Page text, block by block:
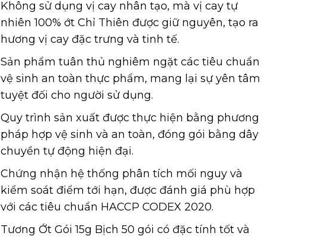
Không sử dụng vị cay nhân tạo, mà vị cay tự
nhiên 100% ớt Chỉ Thiên được giữ nguyên, tạo ra
hương vị cay đặc trưng và tinh tế.
Sản phẩm tuân thủ nghiêm ngặt các tiêu chuẩn
vệ sinh an toàn thực phẩm, mang lại sự yên tâm
tuyệt đối cho người sử dụng.
Quy trình sản xuất được thực hiện bằng phương
pháp hợp vệ sinh và an toàn, đóng gói bằng dây
chuyền tự động hiện đại.
Chứng nhận hệ thống phân tích mối nguy và
kiểm soát điểm tới hạn, được đánh giá phù hợp
với các tiêu chuẩn HACCP CODEX 2020.
Tương Ớt Gói 15g Bịch 50 gói có đặc tính tốt và